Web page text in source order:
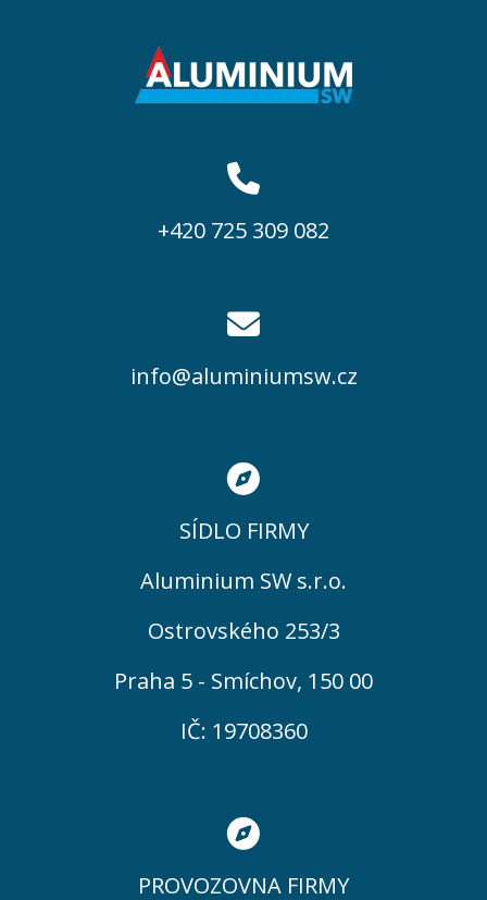
+420 725 309 082
info@aluminiumsw.cz
SÍDLO FIRMY
Aluminium SW s.r.o.
Ostrovského 253/3
Praha 5 - Smíchov, 150 00
IČ: 19708360
PROVOZOVNA FIRMY